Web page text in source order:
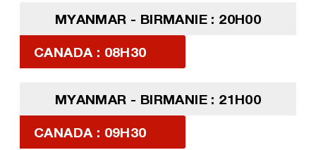
MYANMAR - BIRMANIE : 20H00
CANADA : 08H30
MYANMAR - BIRMANIE : 21H00
CANADA : 09H30